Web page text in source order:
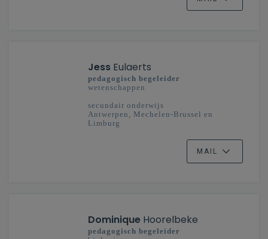
Jess Eulaerts
pedagogisch begeleider
wetenschappen
secundair onderwijs
Antwerpen, Mechelen-Brussel en
Limburg
MAIL
Dominique Hoorelbeke
pedagogisch begeleider